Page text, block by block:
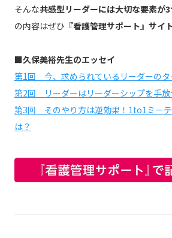
そんな共感型リーダーには大切な要素が
の内容はぜひ 『看護管理サポート』サイ
■久保美裕先生のエッセイ
第1回 今、求められているリーダーのタ
第2回 リーダーはリーダーシップを手放
第3回 そのやり方は逆効果！1to1ミーテ
は？